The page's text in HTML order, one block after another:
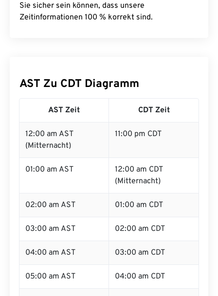
Sie sicher sein können, dass unsere
Zeitinformationen 100 % korrekt sind.
AST Zu CDT Diagramm
AST Zeit CDT Zeit
12:00 am AST
(Mitternacht)
11:00 pm CDT
01:00 am AST
12:00 am CDT
(Mitternacht)
02:00 am AST 01:00 am CDT
03:00 am AST 02:00 am CDT
04:00 am AST 03:00 am CDT
05:00 am AST 04:00 am CDT